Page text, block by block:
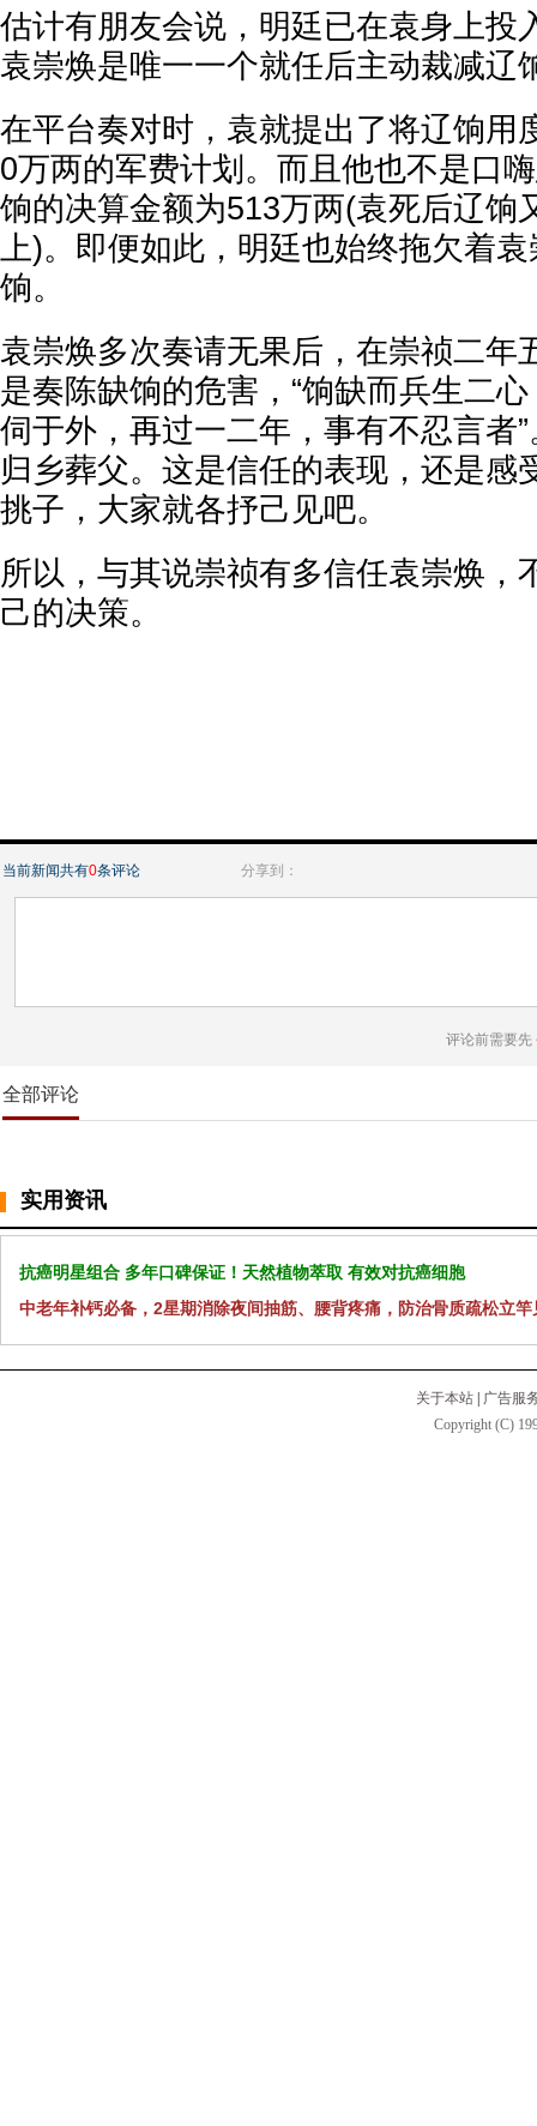
估计有朋友会说，明廷已在袁身上投
袁崇焕是唯一一个就任后主动裁减辽
在平台奏对时，袁就提出了将辽饷用
0万两的军费计划。而且他也不是口
饷的决算金额为513万两(袁死后辽饷
上)。即便如此，明廷也始终拖欠着
饷。
袁崇焕多次奏请无果后，在崇祯二年
是奏陈缺饷的危害，“饷缺而兵生二
伺于外，再过一二年，事有不忍言者
归乡葬父。这是信任的表现，还是感
挑子，大家就各抒己见吧。
所以，与其说崇祯有多信任袁崇焕，
己的决策。
当前新闻共有0条评论 分享到：
评论前需要先
全部评论
实用资讯
抗癌明星组合 多年口碑保证！天然植物萃取 有效对抗癌细胞
中老年补钙必备，2星期消除夜间抽筋、腰背疼痛，防治骨质疏松立竿
关于本站
广告服
Copyright (C)